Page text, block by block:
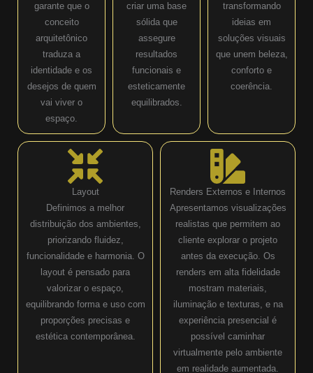
garante que o
conceito
arquitetônico
traduza a
identidade e os
desejos de quem
vai viver o
espaço.
criar uma base
sólida que
assegure
resultados
funcionais e
esteticamente
equilibrados.
transformando
ideias em
soluções visuais
que unem beleza,
conforto e
coerência.
Layout
Definimos a melhor
distribuição dos ambientes,
priorizando fluidez,
funcionalidade e harmonia. O
layout é pensado para
valorizar o espaço,
equilibrando forma e uso com
proporções precisas e
estética contemporânea.
Renders Externos e Internos
Apresentamos visualizações
realistas que permitem ao
cliente explorar o projeto
antes da execução. Os
renders em alta fidelidade
mostram materiais,
iluminação e texturas, e na
experiência presencial é
possível caminhar
virtualmente pelo ambiente
em realidade aumentada.